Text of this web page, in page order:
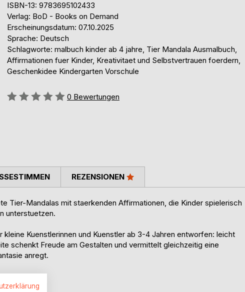
ISBN-13: 9783695102433
Verlag: BoD - Books on Demand
Erscheinungsdatum: 07.10.2025
Sprache: Deutsch
Schlagworte: malbuch kinder ab 4 jahre, Tier Mandala Ausmalbuch,
Affirmationen fuer Kinder, Kreativitaet und Selbstvertrauen foerdern,
Geschenkidee Kindergarten Vorschule
Bewertung::
0 Bewertungen
Tier-Mandalas mit staerkenden Affirmationen, die Kinder spielerisch
unterstuetzen.
Kuenstlerinnen und Kuenstler ab 3-4 Jahren entworfen: leicht
schenkt Freude am Gestalten und vermittelt gleichzeitig eine
anregt.
REZENSIONEN